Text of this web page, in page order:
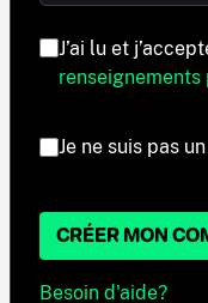
J’ai lu et
renseignements
Je ne suis pas
CRÉER MON
Besoin d'aide?